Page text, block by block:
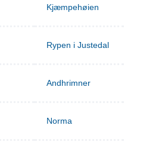
Kjæmpehøien
Rypen i Justedal
Andhrimner
Norma